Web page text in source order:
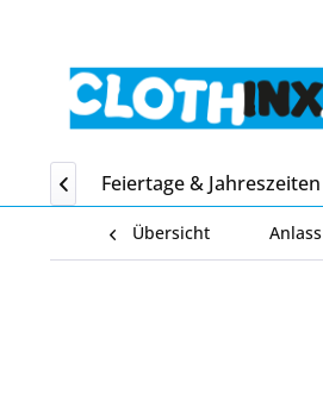
Home Feiertage & Jahreszeiten

Übersicht